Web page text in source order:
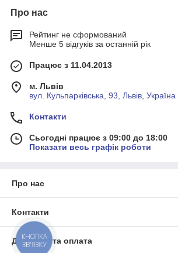
Про нас
Рейтинг не сформований
Менше 5 відгуків за останній рік
Працює з 11.04.2013
м. Львів
вул. Кульпарківська, 93, Львів, Україна
Контакти
Сьогодні працює з 09:00 до 18:00
Показати весь графік роботи
Про нас
Контакти
Доставка та оплата
КНОПКА
ЗВ'ЯЗКУ